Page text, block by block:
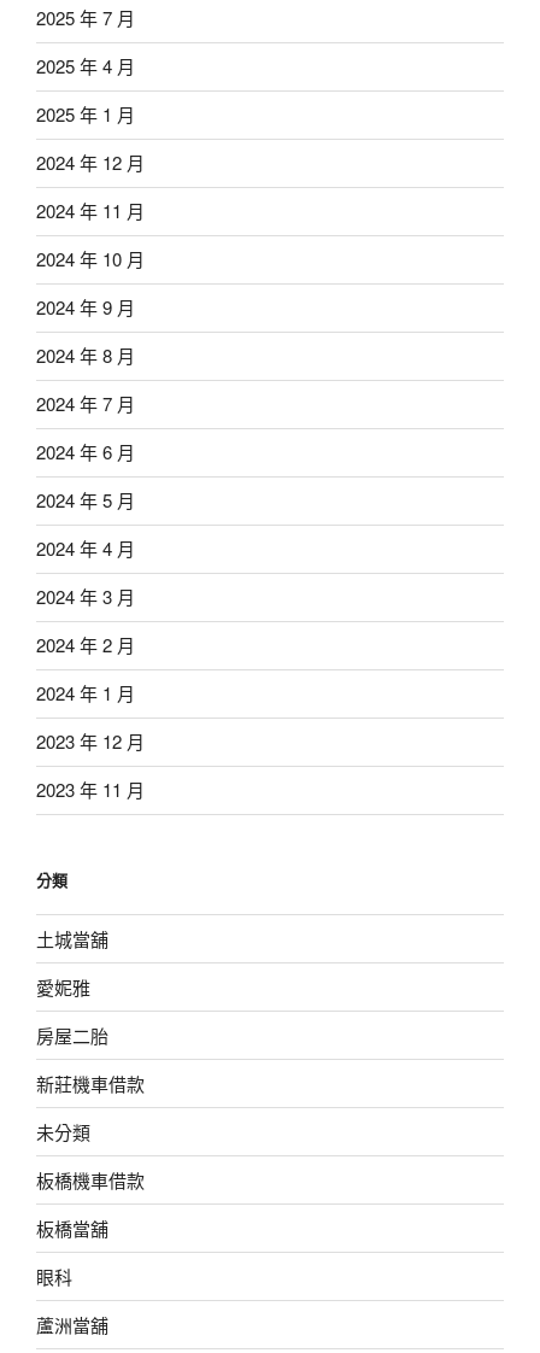
2025 年 7 月
2025 年 4 月
2025 年 1 月
2024 年 12 月
2024 年 11 月
2024 年 10 月
2024 年 9 月
2024 年 8 月
2024 年 7 月
2024 年 6 月
2024 年 5 月
2024 年 4 月
2024 年 3 月
2024 年 2 月
2024 年 1 月
2023 年 12 月
2023 年 11 月
分類
土城當舖
愛妮雅
房屋二胎
新莊機車借款
未分類
板橋機車借款
板橋當舖
眼科
蘆洲當舖